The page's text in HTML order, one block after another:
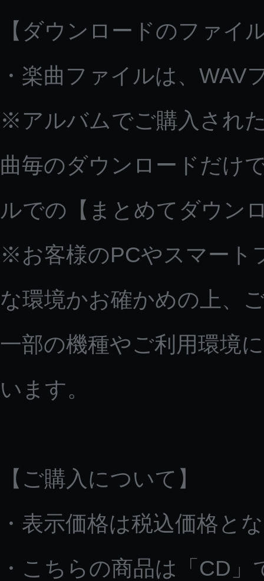
【ダウンロードのファイ
・楽曲ファイルは、
※アルバムでご購入され
曲毎のダウンロードだけ
ルでの【まとめてダウン
※お客様のPCやスマート
な環境かお確かめの上、
一部の機種やご利用環境
います。
【ご購入について】
・表示価格は税込価格と
・こちらの商品は「CD